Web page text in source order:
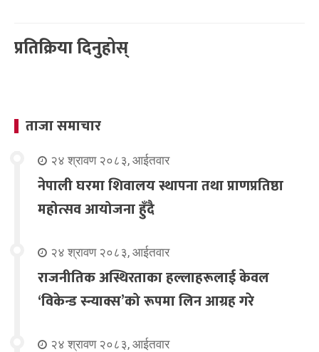
प्रतिक्रिया दिनुहोस्
ताजा समाचार
२४ श्रावण २०८३, आईतवार
नेपाली घरमा शिवालय स्थापना तथा प्राणप्रतिष्ठा
महोत्सव आयोजना हुँदै
२४ श्रावण २०८३, आईतवार
राजनीतिक अस्थिरताका हल्लाहरूलाई केवल
‘विकेन्ड स्न्याक्स’को रूपमा लिन आग्रह गरे
२४ श्रावण २०८३, आईतवार